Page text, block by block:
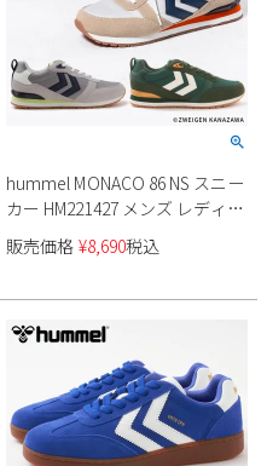
hummel MONACO 86 NS スニー
カー HM221427 メンズ レディー
ス ユニセックス
販売価格 ¥8,690税込